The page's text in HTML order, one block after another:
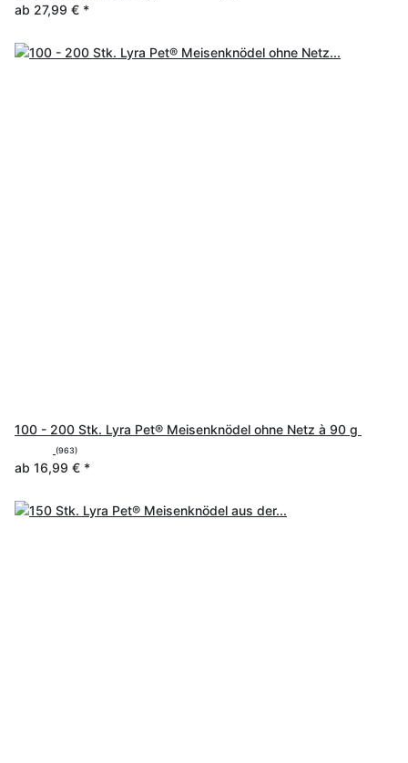
ab 27,99 € *
100 - 200 Stk. Lyra Pet® Meisenknödel ohne Netz à 90 g
(963)
ab 16,99 € *